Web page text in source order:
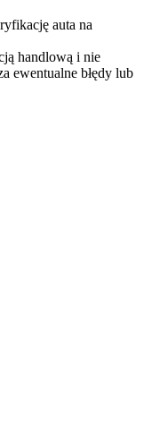
auta na
handlową i nie
ewentualne błędy lub